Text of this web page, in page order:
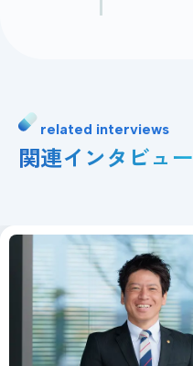
related interviews
関連インタビュー